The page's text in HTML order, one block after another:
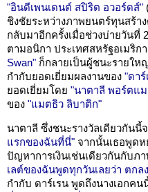
"อินดีเพนเดนต์ สปิริต อวอร์ดส์"
ชิงชัยระหว่างภาพยนตร์ทุนสร้า
กลับมาอีกครั้งเมื่อช่วงบ่ายวันที่
ตามอนิกา ประเทศสหรัฐอเมริ
Swan" ก็กลายเป็นผู้ชนะรายให
กำกับยอดเยี่ยมผลงานของ "ดา
ยอดเยี่ยมโดย "นาตาลี พอร์ตแ
ของ "แมตธิว ลิบาติก"
นาตาลี ซึ่งชนะรางวัลเดียวกันนี้
แรกของฉันที่นี่" จากนั้นเธอพูด
ปัญหาการเงินเช่นเดียวกันกับภ
เลต์ของฉันพูดทุกวันเลยว่า ตกล
กำกับ ดาร์เรน พูดถึงนางเอกคน